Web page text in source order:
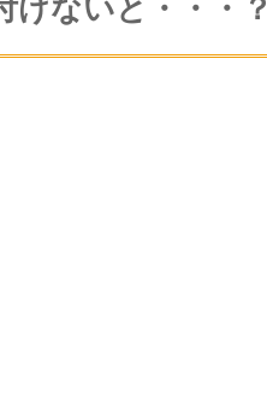
けないと・・・？